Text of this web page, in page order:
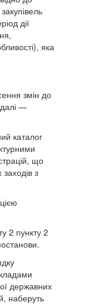
дії
яка
змін до
—
каталог
що
з
2 пункту 2
державних
наберуть